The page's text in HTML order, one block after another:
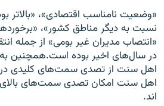
«وضعیت نامناسب اقتصادی»، «بالاتر
نسبت به دیگر مناطق کشور»،
«انتصاب مدیران غیر بومی» از جمله
در سال‌های اخیر بوده است.همچنین
اهل سنت از تصدی سمت‌های کلیدی در
اهل سنت امکان تصدی سمت‌های بالای
اند.